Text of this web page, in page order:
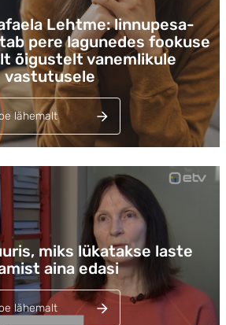
Lehtme: linnupesa-
pere lagunedes fookuse
õigustelt vanemlikule
vastutusele
lähemalt
miks lükatakse laste
aina edasi
lähemalt